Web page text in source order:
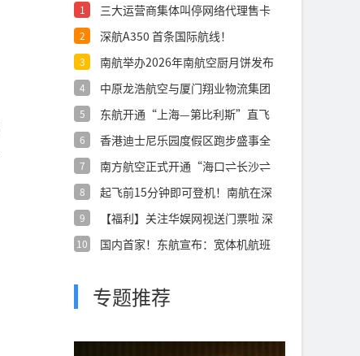
1 三大运营商集体叫停网络代理售卡
2 深航A350 首条国际航线！
3
南航举办2026年南航空厨月饼发布
4
中原龙浩航空与厦门翔业物流集团
5
东航开通“上海—第比利斯”直飞
6
香港迪士尼乐园度假区跑步盛事全
7
南方航空正式开通“海口⇌长沙⇌
8
起飞前15分钟即可登机！南航在深
9
【福利】关注华娱网视送门票啦 深
10
国内首家！东航宣布：宽体机航班
专题推荐